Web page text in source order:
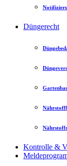
Düngerecht
Kontrolle &